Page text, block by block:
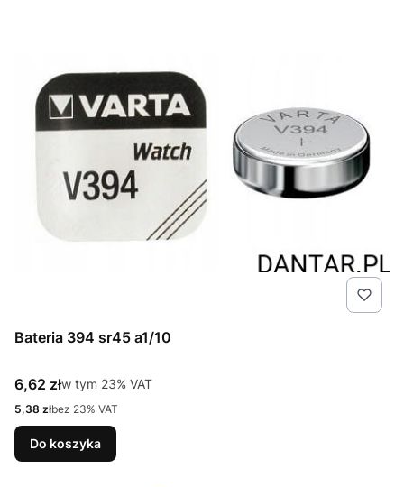
Bateria 394 sr45 a1/10
Cena brutto
6,62 złw tym %s VAT
w tym 23% VAT
Cena netto
5,38 złbez 23% VAT
Do koszyka